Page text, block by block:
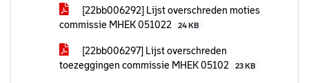
[22bb006292] Lijst overschreden moties
commissie MHEK 051022
24 KB
[22bb006297] Lijst overschreden
toezeggingen commissie MHEK 05102
23 KB